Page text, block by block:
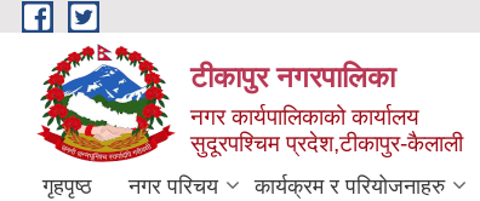
Skip to main content
टीकापुर नगरपालिका
नगर कार्यपालिकाको कार्यालय
सुदूरपश्चिम प्रदेश,टीकापुर-कैलाली
गृहपृष्ठ नगर परिचय कार्यक्रम र परियोजनाहरु